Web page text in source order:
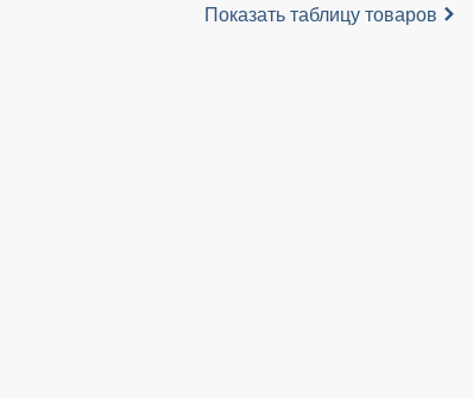
Показать таблицу товаров